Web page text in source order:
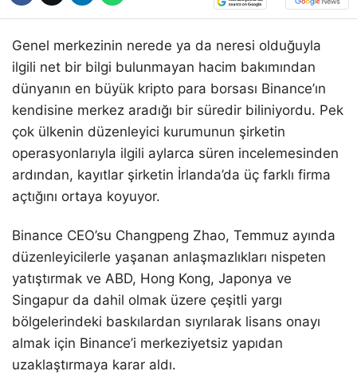
Genel merkezinin nerede ya da neresi olduğuyla
ilgili net bir bilgi bulunmayan hacim bakımından
dünyanın en büyük kripto para borsası Binance’ın
kendisine merkez aradığı bir süredir biliniyordu. Pek
çok ülkenin düzenleyici kurumunun şirketin
operasyonlarıyla ilgili aylarca süren incelemesinden
ardından, kayıtlar şirketin İrlanda’da üç farklı firma
açtığını ortaya koyuyor.
Binance CEO’su Changpeng Zhao, Temmuz ayında
düzenleyicilerle yaşanan anlaşmazlıkları nispeten
yatıştırmak ve ABD, Hong Kong, Japonya ve
Singapur da dahil olmak üzere çeşitli yargı
bölgelerindeki baskılardan sıyrılarak lisans onayı
almak için Binance’i merkeziyetsiz yapıdan
uzaklaştırmaya karar aldı.